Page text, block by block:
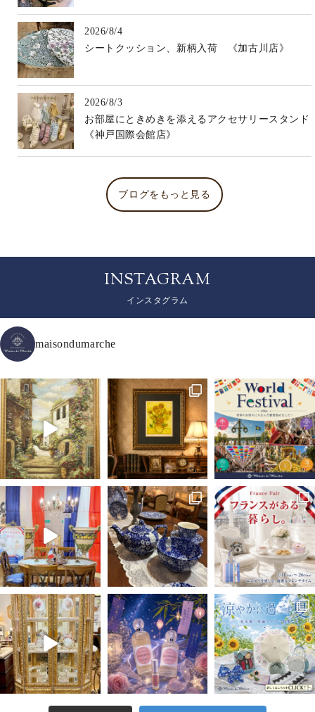
2026/8/4
シートクッション、新柄入荷 《加古川店》
2026/8/3
お部屋にときめきを添えるアクセサリースタンド
《神戸国際会館店》
ブログをもっと見る
INSTAGRAM
インスタグラム
maisondumarche